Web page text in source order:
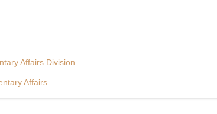
Affairs Division
Affairs